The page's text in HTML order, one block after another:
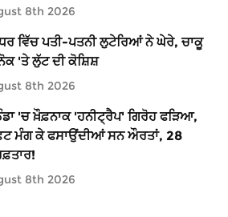
8th 2026
ਵਿੱਚ ਪਤੀ-ਪਤਨੀ ਲੁਟੇਰਿਆਂ ਨੇ ਘੇਰੇ, ਚਾਕੂ
'ਤੇ ਲੁੱਟ ਦੀ ਕੋਸ਼ਿਸ਼
8th 2026
'ਚ ਖ਼ੌਫ਼ਨਾਕ 'ਹਨੀਟ੍ਰੈਪ' ਗਿਰੋਹ ਫੜਿਆ,
ਮੰਗ ਕੇ ਫਸਾਉਂਦੀਆਂ ਸਨ ਔਰਤਾਂ, 28
8th 2026